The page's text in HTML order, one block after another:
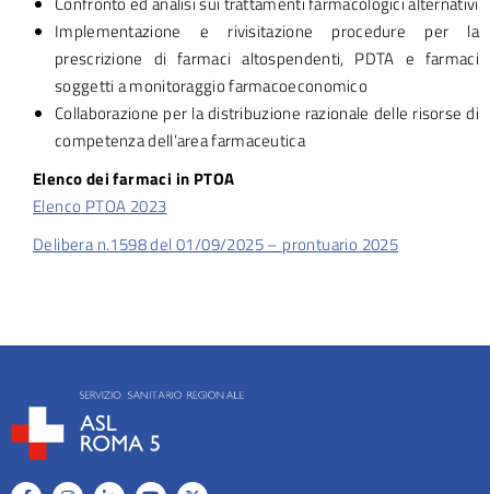
Implementazione e rivisitazione procedure per la
prescrizione di farmaci altospendenti, PDTA e farmaci
soggetti a monitoraggio farmacoeconomico
Collaborazione per la distribuzione razionale delle risorse di
competenza dell’area farmaceutica
Elenco dei farmaci in PTOA
Elenco PTOA 2023
Delibera n.1598 del 01/09/2025 – prontuario 2025